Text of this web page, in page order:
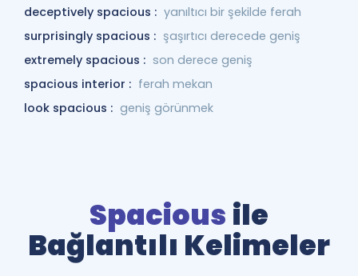
deceptively spacious : yanıltıcı bir şekilde ferah
surprisingly spacious : şaşırtıcı derecede geniş
extremely spacious : son derece geniş
spacious interior : ferah mekan
look spacious : geniş görünmek
Spacious ile
Bağlantılı Kelimeler